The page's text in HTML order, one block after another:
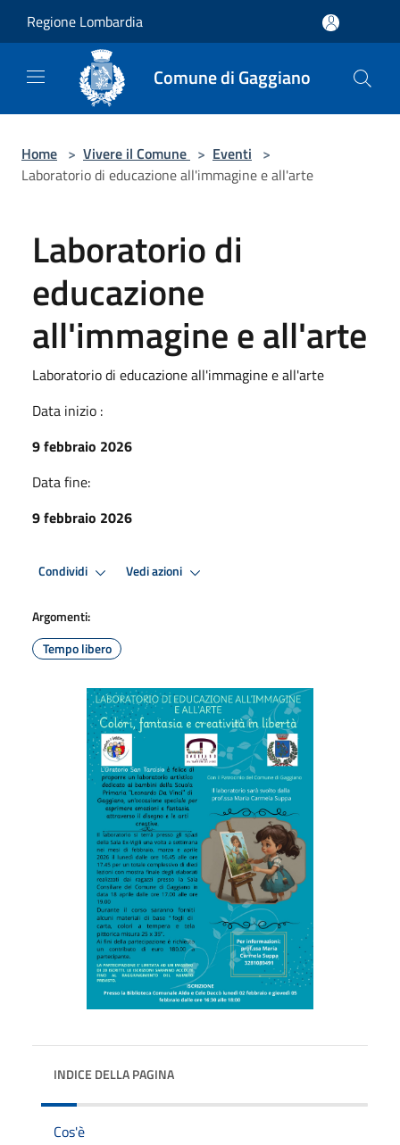
Regione Lombardia
Comune di Gaggiano
Home > Vivere il Comune > Eventi >
Laboratorio di educazione all'immagine e all'arte
Laboratorio di
educazione
all'immagine e all'arte
Laboratorio di educazione all'immagine e all'arte
Data inizio :
9 febbraio 2026
Data fine:
9 febbraio 2026
Condividi Vedi azioni
Argomenti:
Tempo libero
INDICE DELLA PAGINA
Cos'è